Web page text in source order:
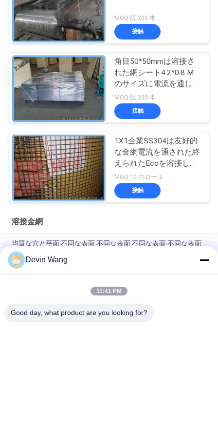
MOQ:版 200 本
接触
角目50*50mmは溶接さ
れた網シート4.2*0.8 M
のサイズに電流を通しま
した
MOQ:版 200 本
接触
1X1企業SS304は友好的
な金網電流を通された終
えられたEcoを溶接しま
した
MOQ:10 のロール
接触
溶接金網
均質な穴と平面 不同な表面 不同な表面 不同な表面 不同な表面
不同な表面 不同な表面 不同な表面 不同な表面
高品質建設用ステンレス鋼溶接金網
ステンレススチール304 溶接線網 1/2 インチ ハードウェア 布 檻
Devin Wang
11:41 PM
Good day, what product are you looking for?